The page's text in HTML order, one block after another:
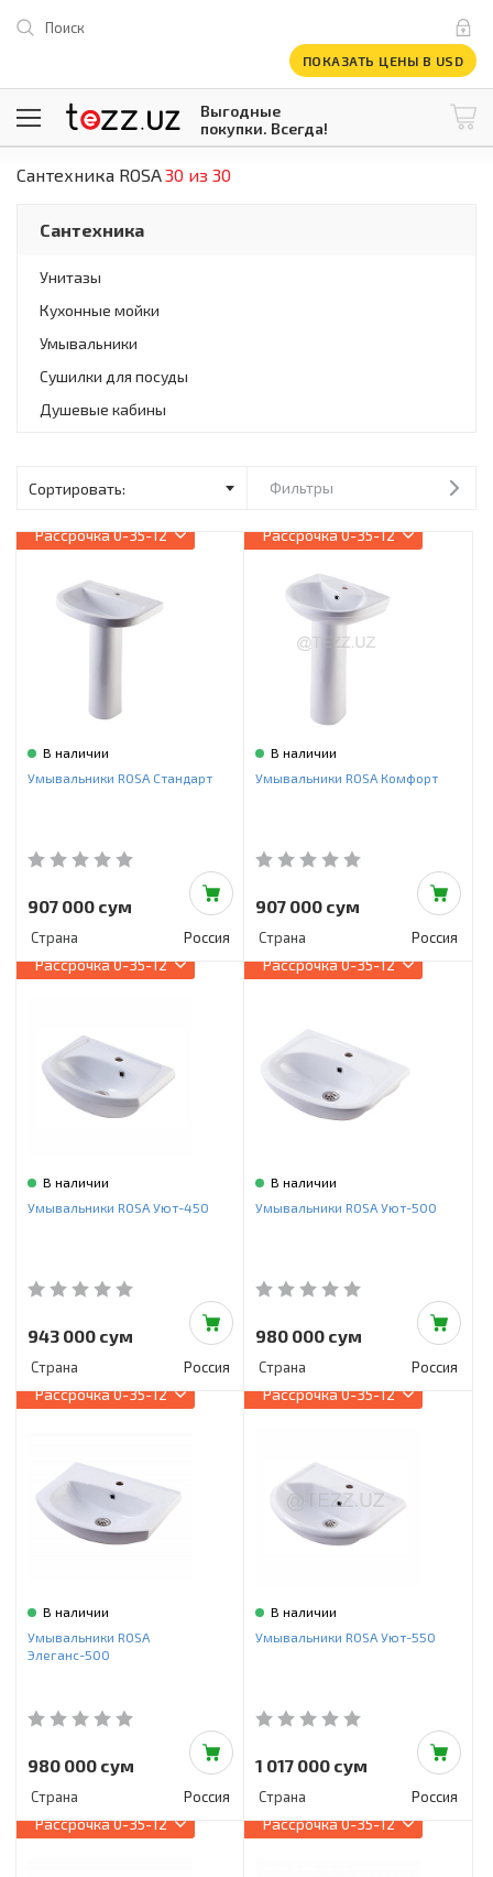
Поиск
ПОКАЗАТЬ ЦЕНЫ В USD
Выгодные
покупки. Всегда!
1 USD = 12 296.16 сум
Все категории
Компьютеры и оргтехника
Телевизоры
Климатическая техника
Встраиваемая техника
Инструменты и техника
Товары для дома
Красота и здоровье
Климатическая техника
Встраиваемая техника
Крупнобытовая техника
Сантехника ROSA30 из 30
Сантехника
Унитазы
Кухонные мойки
Умывальники
Сушилки для посуды
Душевые кабины
Фильтры
Рассрочка0-35-12
В наличии
Умывальники ROSA Стандарт
907 000 сум
Страна Россия
Рассрочка0-35-12
В наличии
Умывальники ROSA Комфорт
907 000 сум
Страна Россия
Рассрочка0-35-12
В наличии
Умывальники ROSA Уют-450
943 000 сум
Страна Россия
Рассрочка0-35-12
В наличии
Умывальники ROSA Уют-500
980 000 сум
Страна Россия
Рассрочка0-35-12
В наличии
Умывальники ROSA
Элеганс-500
980 000 сум
Страна Россия
Рассрочка0-35-12
В наличии
Умывальники ROSA Уют-550
1 017 000 сум
Страна Россия
Рассрочка0-35-12 Рассрочка0-35-12